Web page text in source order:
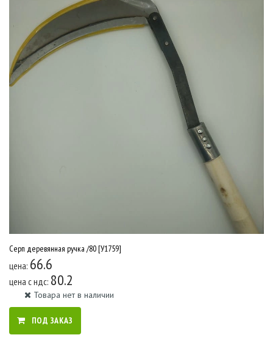
Серп деревянная ручка /80 [У1759]
цена: 66.6
цена c ндс: 80.2
Товара нет в наличии
ПОД ЗАКАЗ